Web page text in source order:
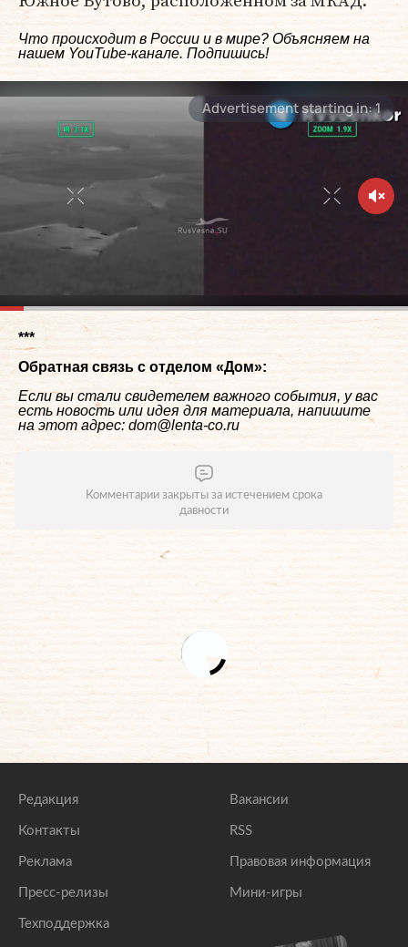
Что происходит в России и в мире? Объясняем на
нашем YouTube-канале. Подпишись!
***
Обратная связь с отделом «Дом»:
Если вы стали свидетелем важного события, у вас
есть новость или идея для материала, напишите
на этот адрес: dom@lenta-co.ru
Комментарии закрыты за истечением срока
давности
Редакция
Контакты
Реклама
Пресс-релизы
Техподдержка
Вакансии
RSS
Правовая информация
Мини-игры